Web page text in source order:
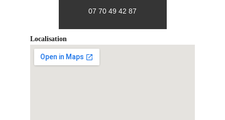
07 70 49 42 87
Localisation